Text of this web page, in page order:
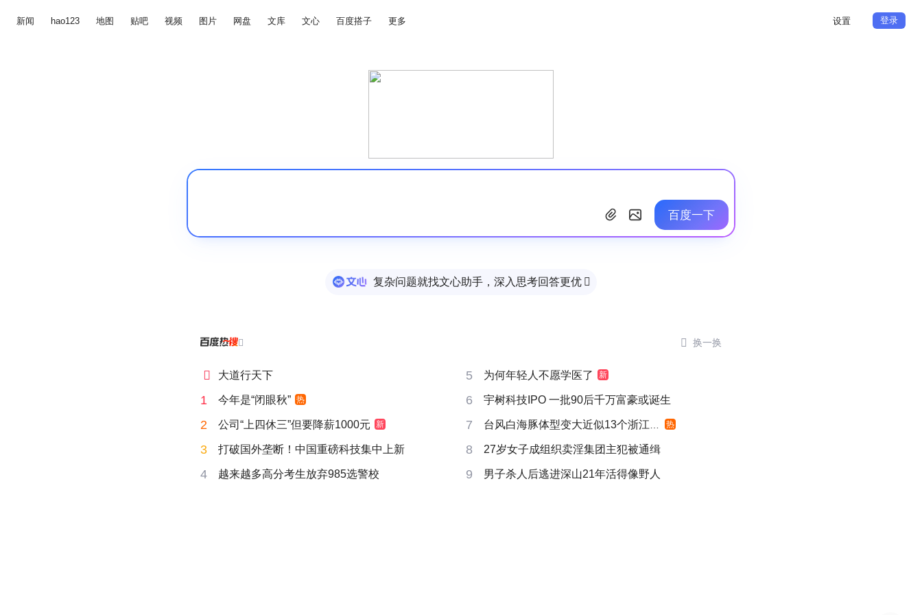
新闻 hao123 地图 贴吧 视频 图片 网盘 文库 文心 百度搭子 更多 设置 登录
百度一下
复杂问题就找文心助手，深入思考回答更优 
  换一换
 大道行天下 5 为何年轻人不愿学医了 新
1 今年是“闭眼秋” 热 6 宇树科技IPO 一批90后千万富豪或诞生
2 公司“上四休三”但要降薪1000元 新 7 台风白海豚体型变大近似13个浙江面积 热
3 打破国外垄断！中国重磅科技集中上新 8 27岁女子成组织卖淫集团主犯被通缉
4 越来越多高分考生放弃985选警校 9 男子杀人后逃进深山21年活得像野人